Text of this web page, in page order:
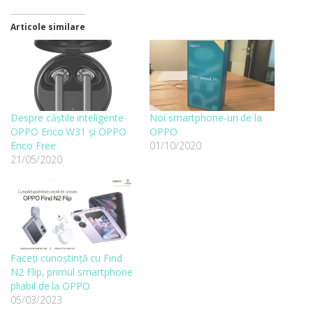
Articole similare
Despre căștile inteligente
OPPO Enco W31 și OPPO
Enco Free
21/05/2020
Noi smartphone-uri de la
OPPO
01/10/2020
Faceți cunoștință cu Find
N2 Flip, primul smartphone
pliabil de la OPPO
05/03/2023